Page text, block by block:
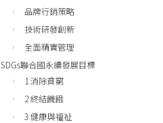
品牌行銷策略
技術研發創新
全面精實管理
SDGs聯合國永續發展目標
1 消除貧窮
2 終結饑餓
3 健康與福祉